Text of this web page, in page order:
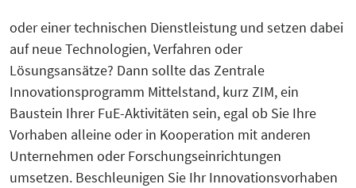
oder einer technischen Dienstleistung und setzen dabei
auf neue Technologien, Verfahren oder
Lösungsansätze? Dann sollte das Zentrale
Innovationsprogramm Mittelstand, kurz ZIM, ein
Baustein Ihrer FuE-Aktivitäten sein, egal ob Sie Ihre
Vorhaben alleine oder in Kooperation mit anderen
Unternehmen oder Forschungseinrichtungen
umsetzen. Beschleunigen Sie Ihr Innovationsvorhaben
progressivKI (ausgelaufen)